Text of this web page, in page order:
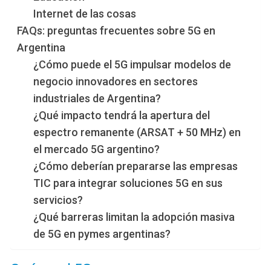
Internet de las cosas
FAQs: preguntas frecuentes sobre 5G en
Argentina
¿Cómo puede el 5G impulsar modelos de
negocio innovadores en sectores
industriales de Argentina?
¿Qué impacto tendrá la apertura del
espectro remanente (ARSAT + 50 MHz) en
el mercado 5G argentino?
¿Cómo deberían prepararse las empresas
TIC para integrar soluciones 5G en sus
servicios?
¿Qué barreras limitan la adopción masiva
de 5G en pymes argentinas?